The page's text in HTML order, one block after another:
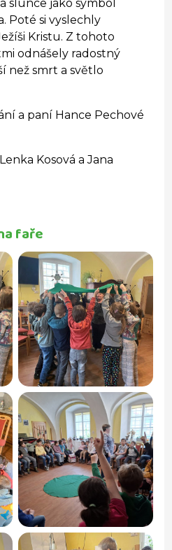
slunce jako symbol
Poté si vyslechly
Kristu. Z tohoto
odnášely radostný
než smrt a světlo
a paní Hance Pechové
Kosová a Jana
faře